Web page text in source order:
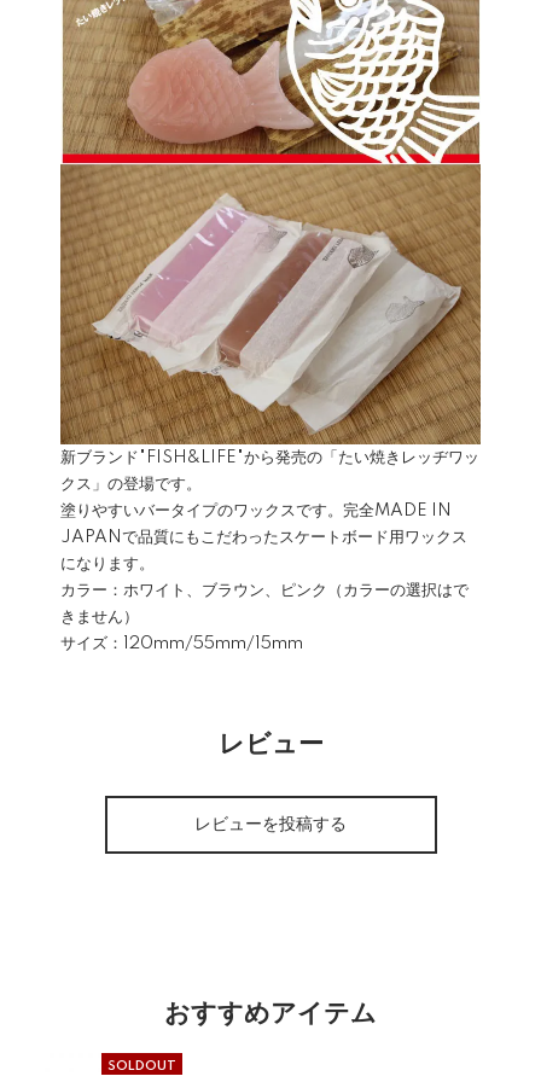
新ブランド"FISH&LIFE"から発売の「たい焼きレッヂワッ
クス」の登場です。
塗りやすいバータイプのワックスです。完全MADE IN
JAPANで品質にもこだわったスケートボード用ワックス
になります。
カラー：ホワイト、ブラウン、ピンク（カラーの選択はで
きません）
サイズ：120mm/55mm/15mm
レビュー
レビューを投稿する
おすすめアイテム
SOLDOUT